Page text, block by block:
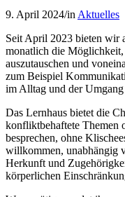
9. April 2024/in Aktuelles
Seit April 2023 bieten wir
monatlich die Möglichkeit,
auszutauschen und
zum Beispiel
im Alltag und der Umgang
Das Lernhaus bietet die
konfliktbehaftete Themen
besprechen, ohne
willkommen, unabhängig
Herkunft und
körperlichen